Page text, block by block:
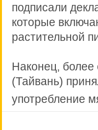
подписали
которые
растительной
Наконец,
(Тайвань)
употребление